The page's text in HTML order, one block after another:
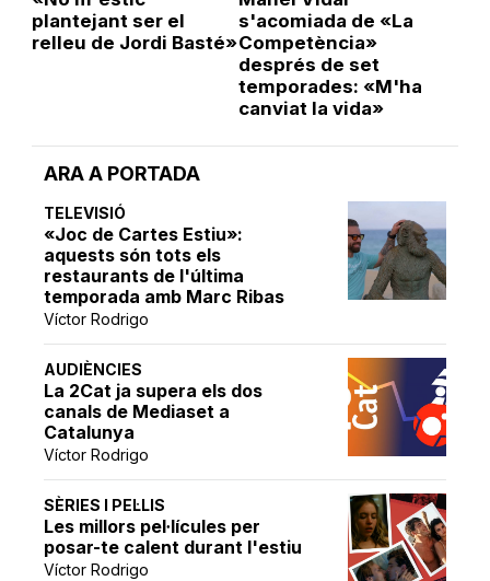
ARA A PORTADA
TELEVISIÓ
«Joc de Cartes Estiu»:
aquests són tots els
restaurants de l'última
temporada amb Marc Ribas
Víctor Rodrigo
AUDIÈNCIES
La 2Cat ja supera els dos
canals de Mediaset a
Catalunya
Víctor Rodrigo
SÈRIES I PEL·LIS
Les millors pel·lícules per
posar-te calent durant l'estiu
Víctor Rodrigo
plantejant ser el
relleu de Jordi Basté»
s'acomiada de «La
Competència»
després de set
temporades: «M'ha
canviat la vida»